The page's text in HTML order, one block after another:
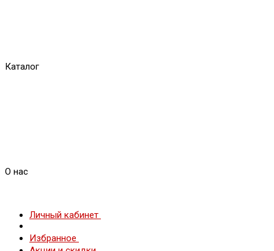
Каталог
О нас
Личный кабинет
Избранное